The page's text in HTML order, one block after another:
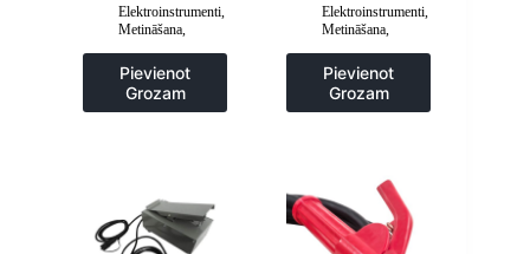
Elektroinstrumenti,
Metināšana,
piederumi
Pievienot
Grozam
Elektroinstrumenti,
Metināšana,
CNC ploteri
Pievienot
Grozam